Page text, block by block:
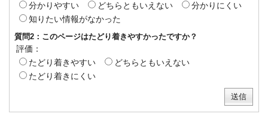
分かりやすい
どちらともいえない
分かりにくい
知りたい情報がなかった
質問2：このページはたどり着きやすかったですか？
評価：
たどり着きやすい
どちらともいえない
たどり着きにくい